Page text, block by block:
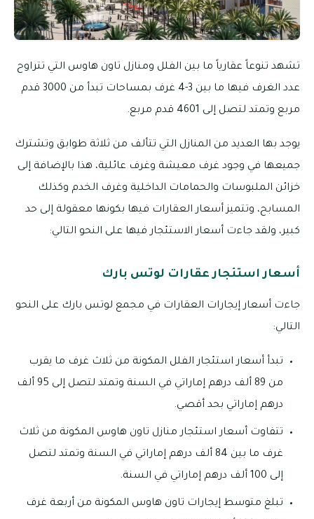
تشهد تنوعاً عقارياً ما بين الفلل ومنازل تاون هاوس التي تتراوح
عدد الغرف فيها ما بين 3-4 غرف بمساحات تبدأ من 3000 قدم
مربع وتمتد لتصل إلى 4601 قدم مربع.
يوجد بها العديد من المنازل التي تتألف من ثلاثة طوابق وتشترك
جميعها في وجود غرف معيشة وغرف عائلية، هذا بالإضافة إلى
خزائن الملبوسات والحمامات الداخلية وغرف الخدم وكذلك
المسابح، وتتميز أسعار العقارات فيها بكونها معقولة إلى حد
كبير، ولقد جاءت أسعار الاستئجار فيها على النحو التالي:
أسعار استئجار عقارات لوتس بارك
جاءت أسعار إيجارات العقارات في مجمع لوتس بارك على النحو
التالي:
تبدأ أسعار استئجار الفلل المكونة من ثلاث غرف ما يقرب
من 89 ألف درهم إماراتي في السنة وتمتد لتصل إلى 95 ألف
درهم إماراتي بحد أقصي.
تتفاوت أسعار استئجار منازل تاون هاوس المكونة من ثلاث
غرف ما بين 84 ألف درهم إماراتي في السنة وتمتد لتصل
إلى 100 ألف درهم إماراتي في السنة.
تبلغ متوسط إيجارات تاون هاوس المكونة من أربعة غرف